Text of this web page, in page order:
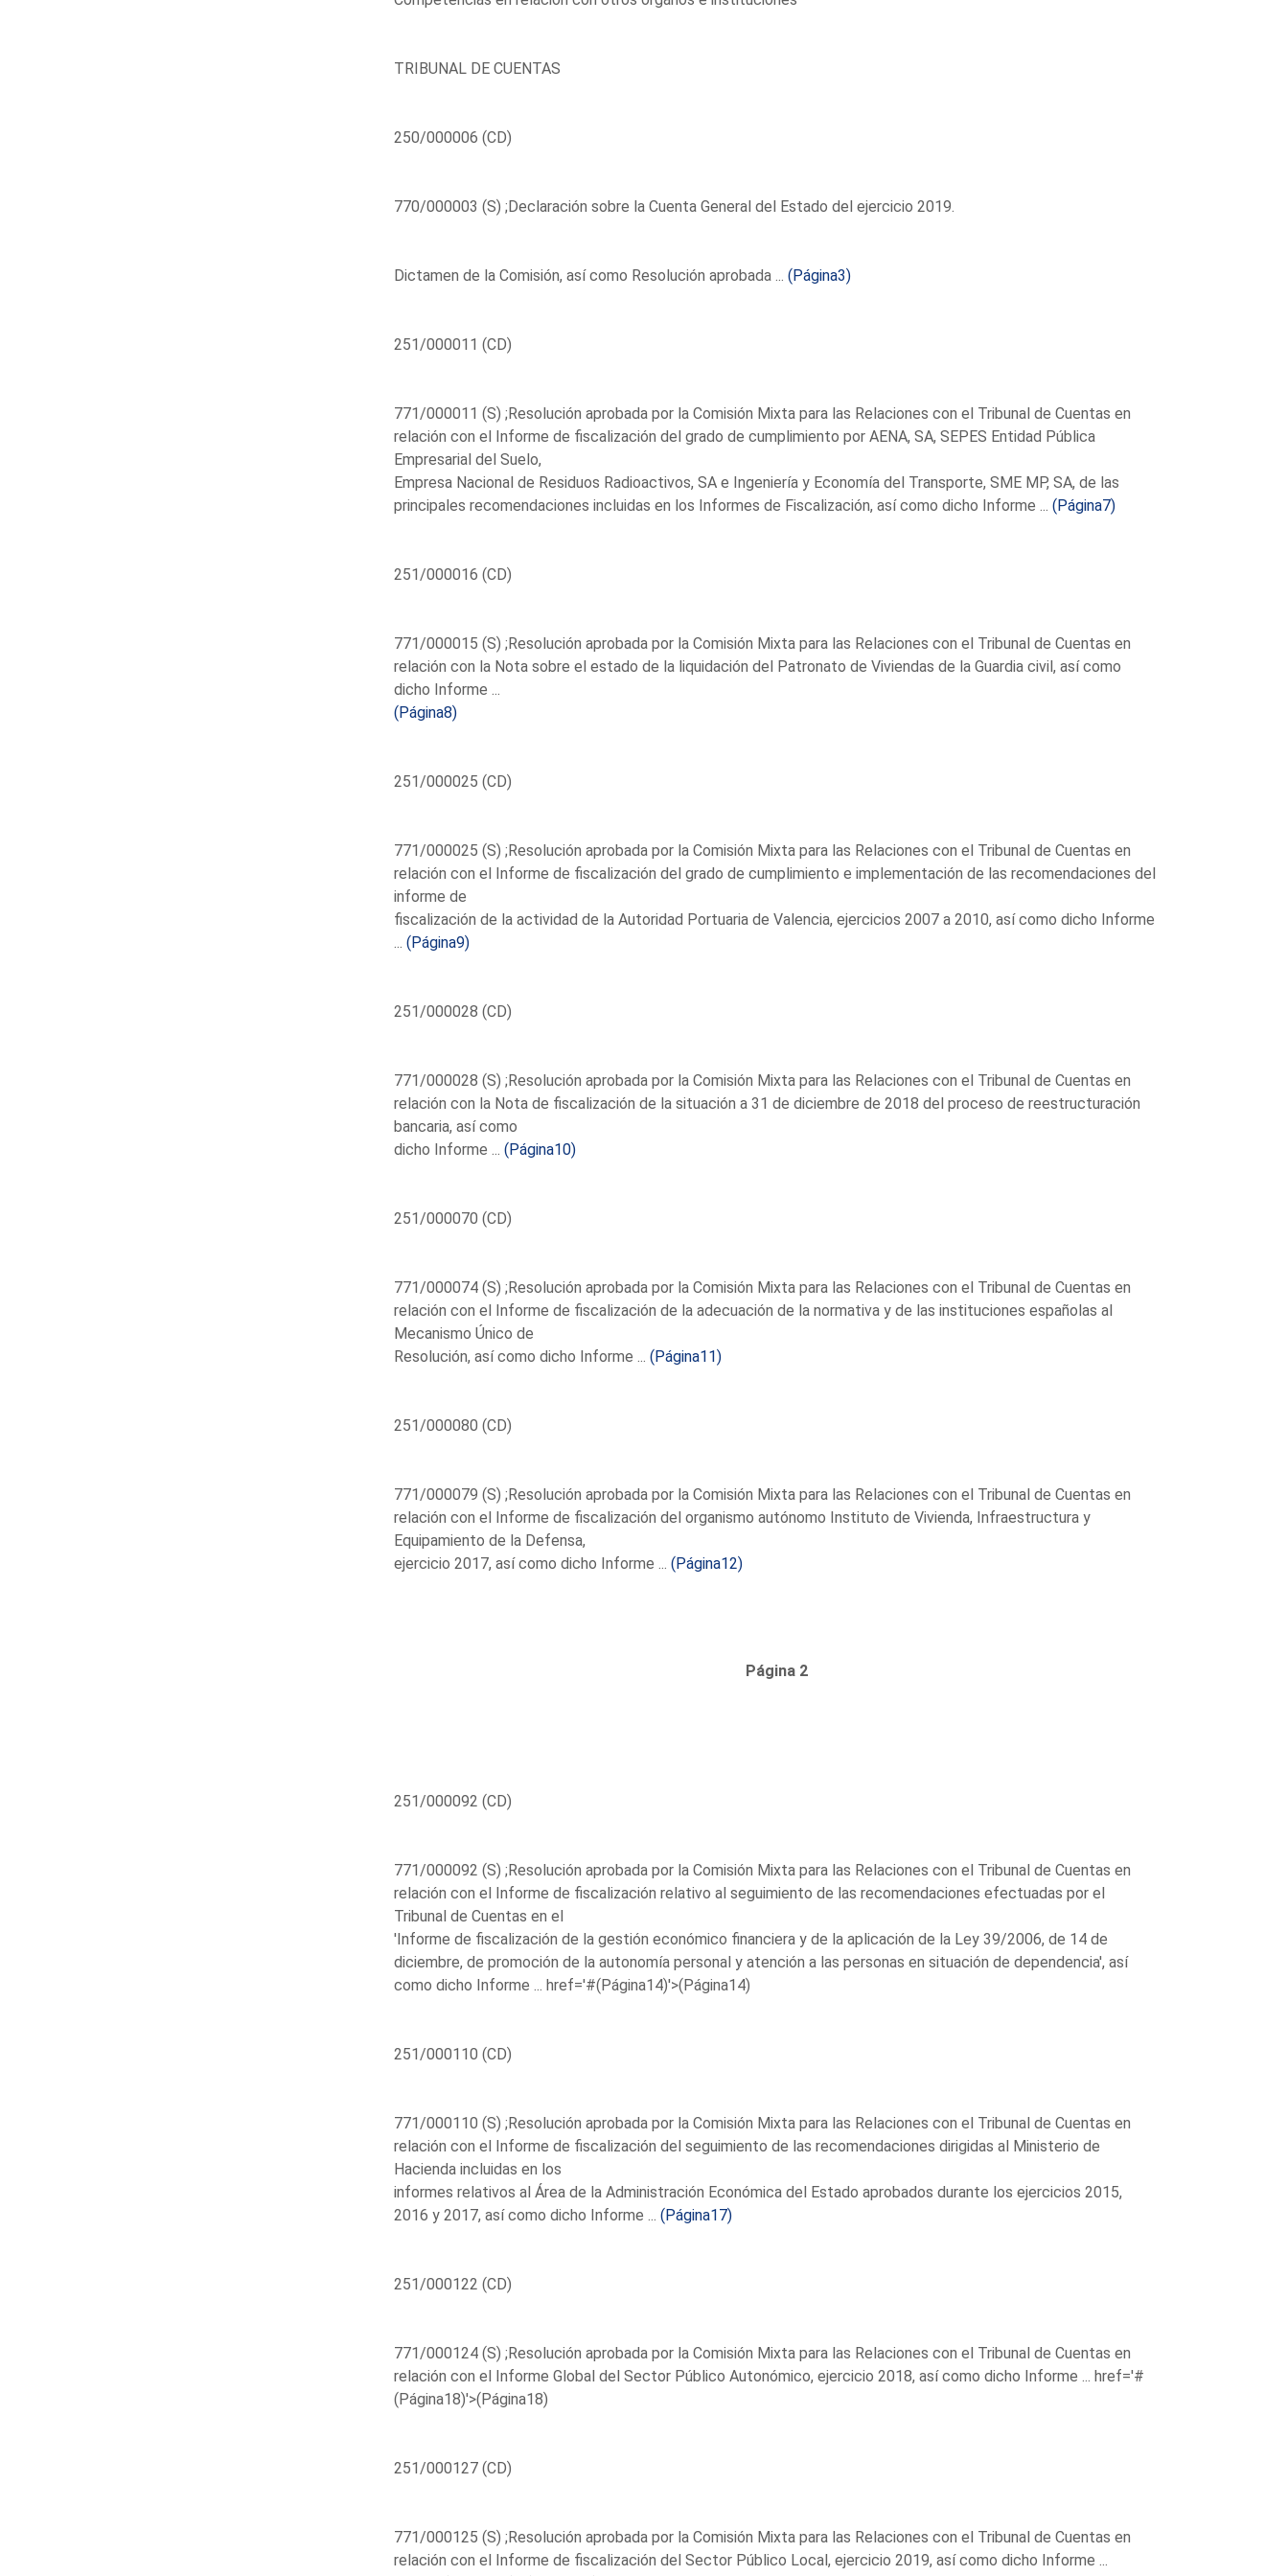
TRIBUNAL DE CUENTAS
250/000006 (CD)
770/000003 (S) ;Declaración sobre la Cuenta General del Estado del ejercicio 2019.
Dictamen de la Comisión, así como Resolución aprobada ... (Página3)
251/000011 (CD)
771/000011 (S) ;Resolución aprobada por la Comisión Mixta para las Relaciones con el Tribunal de Cuentas en
relación con el Informe de fiscalización del grado de cumplimiento por AENA, SA, SEPES Entidad Pública
Empresarial del Suelo,
Empresa Nacional de Residuos Radioactivos, SA e Ingeniería y Economía del Transporte, SME MP, SA, de las
principales recomendaciones incluidas en los Informes de Fiscalización, así como dicho Informe ... (Página7)
251/000016 (CD)
771/000015 (S) ;Resolución aprobada por la Comisión Mixta para las Relaciones con el Tribunal de Cuentas en
relación con la Nota sobre el estado de la liquidación del Patronato de Viviendas de la Guardia civil, así como
dicho Informe ...
(Página8)
251/000025 (CD)
771/000025 (S) ;Resolución aprobada por la Comisión Mixta para las Relaciones con el Tribunal de Cuentas en
relación con el Informe de fiscalización del grado de cumplimiento e implementación de las recomendaciones del
informe de
fiscalización de la actividad de la Autoridad Portuaria de Valencia, ejercicios 2007 a 2010, así como dicho Informe
(Página9)
251/000028 (CD)
771/000028 (S) ;Resolución aprobada por la Comisión Mixta para las Relaciones con el Tribunal de Cuentas en
relación con la Nota de fiscalización de la situación a 31 de diciembre de 2018 del proceso de reestructuración
bancaria, así como
dicho Informe ... (Página10)
251/000070 (CD)
771/000074 (S) ;Resolución aprobada por la Comisión Mixta para las Relaciones con el Tribunal de Cuentas en
relación con el Informe de fiscalización de la adecuación de la normativa y de las instituciones españolas al
Mecanismo Único de
Resolución, así como dicho Informe ... (Página11)
251/000080 (CD)
771/000079 (S) ;Resolución aprobada por la Comisión Mixta para las Relaciones con el Tribunal de Cuentas en
relación con el Informe de fiscalización del organismo autónomo Instituto de Vivienda, Infraestructura y
Equipamiento de la Defensa,
ejercicio 2017, así como dicho Informe ... (Página12)
Página 2
251/000092 (CD)
771/000092 (S) ;Resolución aprobada por la Comisión Mixta para las Relaciones con el Tribunal de Cuentas en
relación con el Informe de fiscalización relativo al seguimiento de las recomendaciones efectuadas por el
Tribunal de Cuentas en el
'Informe de fiscalización de la gestión económico financiera y de la aplicación de la Ley 39/2006, de 14 de
diciembre, de promoción de la autonomía personal y atención a las personas en situación de dependencia', así
como dicho Informe ... href='#(Página14)'>(Página14)
251/000110 (CD)
771/000110 (S) ;Resolución aprobada por la Comisión Mixta para las Relaciones con el Tribunal de Cuentas en
relación con el Informe de fiscalización del seguimiento de las recomendaciones dirigidas al Ministerio de
Hacienda incluidas en los
informes relativos al Área de la Administración Económica del Estado aprobados durante los ejercicios 2015,
2016 y 2017, así como dicho Informe ... (Página17)
251/000122 (CD)
771/000124 (S) ;Resolución aprobada por la Comisión Mixta para las Relaciones con el Tribunal de Cuentas en
relación con el Informe Global del Sector Público Autonómico, ejercicio 2018, así como dicho Informe ... href='#
(Página18)'>(Página18)
251/000127 (CD)
771/000125 (S) ;Resolución aprobada por la Comisión Mixta para las Relaciones con el Tribunal de Cuentas en
relación con el Informe de fiscalización del Sector Público Local, ejercicio 2019, así como dicho Informe ...